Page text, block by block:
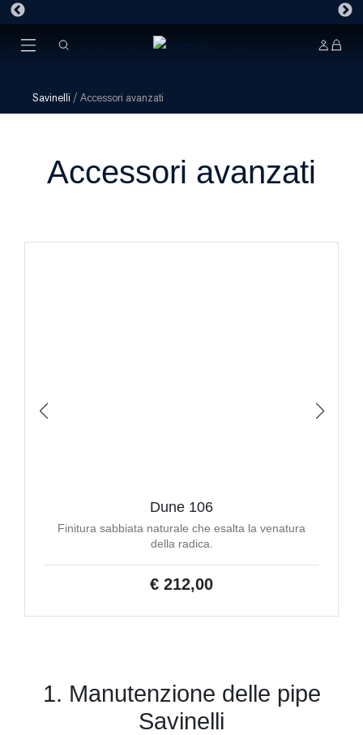
Savinelli / Accessori avanzati
Accessori avanzati
Dune 106
Finitura sabbiata naturale che esalta la venatura
della radica.
€ 212,00
1. Manutenzione delle pipe
Savinelli